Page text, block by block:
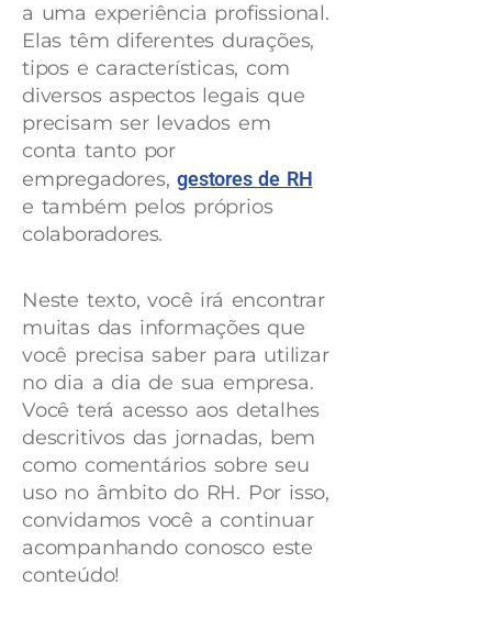
a uma experiência profissional.
Elas têm diferentes durações,
tipos e características, com
diversos aspectos legais que
precisam ser levados em
conta tanto por
empregadores,gestores de RH
e também pelos próprios
colaboradores.
Neste texto, você irá encontrar
muitas das informações que
você precisa saber para utilizar
no dia a dia de sua empresa.
Você terá acesso aos detalhes
descritivos das jornadas, bem
como comentários sobre seu
uso no âmbito do RH. Por isso,
convidamos você a continuar
acompanhando conosco este
conteúdo!